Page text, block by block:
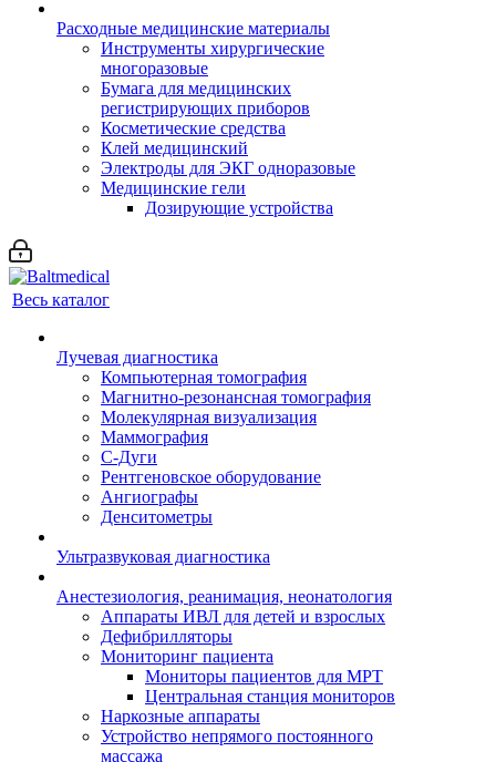
Расходные медицинские материалы
Инструменты хирургические
многоразовые
Бумага для медицинских
регистрирующих приборов
Косметические средства
Клей медицинский
Электроды для ЭКГ одноразовые
Медицинские гели
Дозирующие устройства
Весь каталог
Лучевая диагностика
Компьютерная томография
Магнитно-резонансная томография
Молекулярная визуализация
Маммография
С-Дуги
Рентгеновское оборудование
Ангиографы
Денситометры
Ультразвуковая диагностика
Анестезиология, реанимация, неонатология
Аппараты ИВЛ для детей и взрослых
Дефибрилляторы
Мониторинг пациента
Мониторы пациентов для МРТ
Центральная станция мониторов
Наркозные аппараты
Устройство непрямого постоянного
массажа